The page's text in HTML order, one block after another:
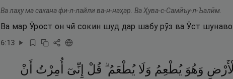
Ва лаҳу ма сакана фи-л-лайли ва-н-наҳар. Ва Ҳува-с-Самӣъу-л-Ъалӣм.
Ва мар Ӯрост он чӣ сокин шуд дар шабу рӯз ва Ӯст
6:13
وَهُوَ يُطْعِمُ وَلَا يُطْعَمُ ۗ قُلْ إِنِّىٓ أُمِرْتُ
أَنْ